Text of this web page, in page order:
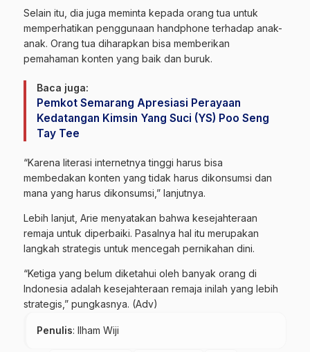
Selain itu, dia juga meminta kepada orang tua untuk
memperhatikan penggunaan handphone terhadap anak-
anak. Orang tua diharapkan bisa memberikan
pemahaman konten yang baik dan buruk.
Baca juga:
Pemkot Semarang Apresiasi Perayaan
Kedatangan Kimsin Yang Suci (YS) Poo Seng
Tay Tee
“Karena literasi internetnya tinggi harus bisa
membedakan konten yang tidak harus dikonsumsi dan
mana yang harus dikonsumsi,” lanjutnya.
Lebih lanjut, Arie menyatakan bahwa kesejahteraan
remaja untuk diperbaiki. Pasalnya hal itu merupakan
langkah strategis untuk mencegah pernikahan dini.
“Ketiga yang belum diketahui oleh banyak orang di
Indonesia adalah kesejahteraan remaja inilah yang lebih
strategis,” pungkasnya. (Adv)
Penulis: Ilham Wiji